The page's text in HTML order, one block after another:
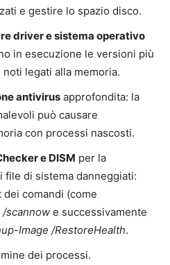
e gestire lo spazio disco.
driver e sistema operativo
in esecuzione le versioni più
legati alla memoria.
antivirus approfondita: la
può causare
con processi nascosti.
e DISM per la
file di sistema danneggiati:
comandi (come
/scannow e successivamente
Image /RestoreHealth.
dei processi.